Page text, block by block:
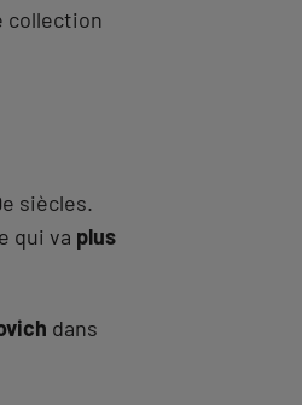
collection
siècles.
qui va plus
dans